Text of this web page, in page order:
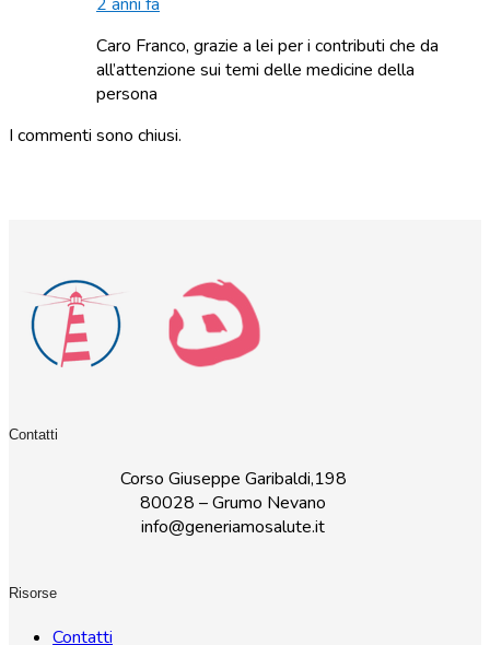
Caro Franco, grazie a lei per i contributi che da
all’attenzione sui temi delle medicine della
persona
I commenti sono chiusi.
Contatti
Corso Giuseppe Garibaldi,198
80028 – Grumo Nevano
info@generiamosalute.it
Risorse
Contatti